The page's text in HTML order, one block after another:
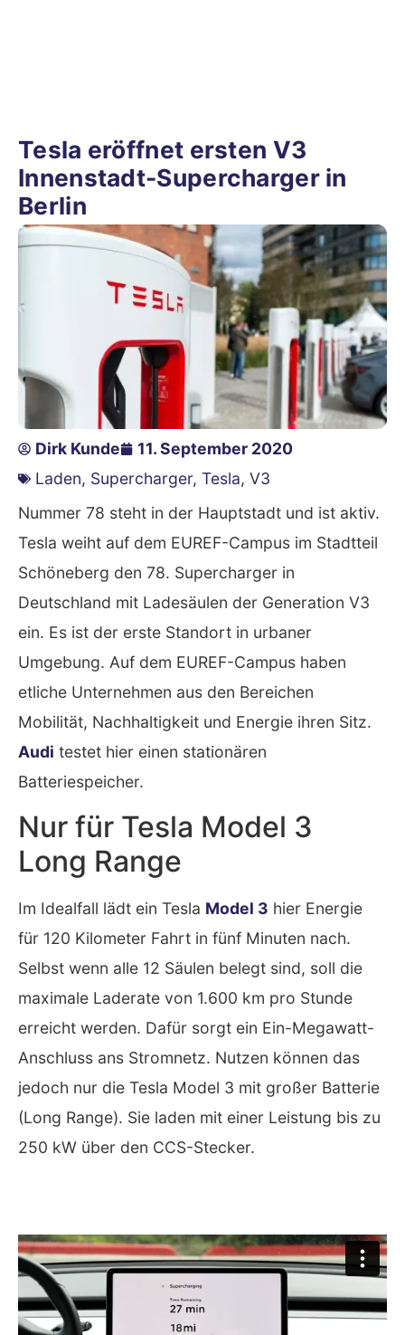
Tesla eröffnet ersten V3
Innenstadt-Supercharger in
Berlin
Dirk Kunde
11. September 2020
Laden, Supercharger, Tesla, V3
Nummer 78 steht in der Hauptstadt und ist aktiv.
Tesla weiht auf dem EUREF-Campus im Stadtteil
Schöneberg den 78. Supercharger in
Deutschland mit Ladesäulen der Generation V3
ein. Es ist der erste Standort in urbaner
Umgebung. Auf dem EUREF-Campus haben
etliche Unternehmen aus den Bereichen
Mobilität, Nachhaltigkeit und Energie ihren Sitz.
Audi testet hier einen stationären
Batteriespeicher.
Nur für Tesla Model 3
Long Range
Im Idealfall lädt ein Tesla Model 3 hier Energie
für 120 Kilometer Fahrt in fünf Minuten nach.
Selbst wenn alle 12 Säulen belegt sind, soll die
maximale Laderate von 1.600 km pro Stunde
erreicht werden. Dafür sorgt ein Ein-Megawatt-
Anschluss ans Stromnetz. Nutzen können das
jedoch nur die Tesla Model 3 mit großer Batterie
(Long Range). Sie laden mit einer Leistung bis zu
250 kW über den CCS-Stecker.